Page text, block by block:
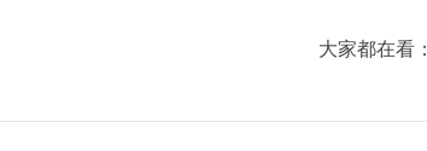
大家都在看：